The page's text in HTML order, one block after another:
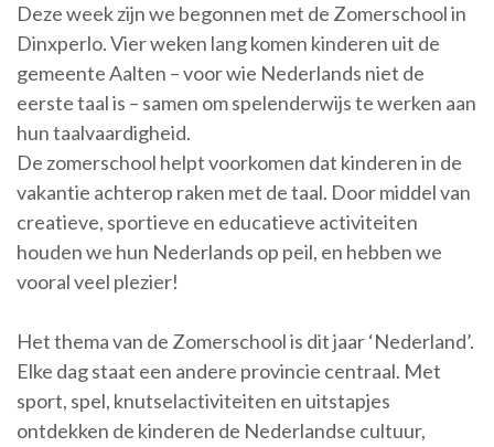
Deze week zijn we begonnen met de Zomerschool in
Dinxperlo. Vier weken lang komen kinderen uit de
gemeente Aalten – voor wie Nederlands niet de
eerste taal is – samen om spelenderwijs te werken aan
hun taalvaardigheid.
De zomerschool helpt voorkomen dat kinderen in de
vakantie achterop raken met de taal. Door middel van
creatieve, sportieve en educatieve activiteiten
houden we hun Nederlands op peil, en hebben we
vooral veel plezier!
Het thema van de Zomerschool is dit jaar ‘Nederland’.
Elke dag staat een andere provincie centraal. Met
sport, spel, knutselactiviteiten en uitstapjes
ontdekken de kinderen de Nederlandse cultuur,